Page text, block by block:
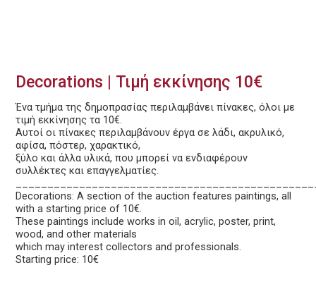
Decorations | Τιμή εκκίνησης 10€
Ένα τμήμα της δημοπρασίας περιλαμβάνει πίνακες, όλοι με
τιμή εκκίνησης τα 10€.
Αυτοί οι πίνακες περιλαμβάνουν έργα σε λάδι, ακρυλικό,
αφίσα, πόστερ, χαρακτικό,
ξύλο και άλλα υλικά, που μπορεί να ενδιαφέρουν
συλλέκτες και επαγγελματίες.
Decorations: A section of the auction features paintings, all
with a starting price of 10€.
These paintings include works in oil, acrylic, poster, print,
wood, and other materials
which may interest collectors and professionals.
Starting price: 10€